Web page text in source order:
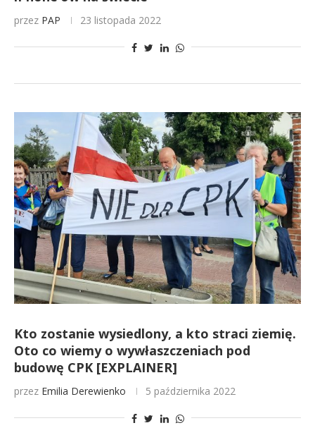
przez PAP 23 listopada 2022
Kto zostanie wysiedlony, a kto straci ziemię.
Oto co wiemy o wywłaszczeniach pod
budowę CPK [EXPLAINER]
przez Emilia Derewienko 5 października 2022